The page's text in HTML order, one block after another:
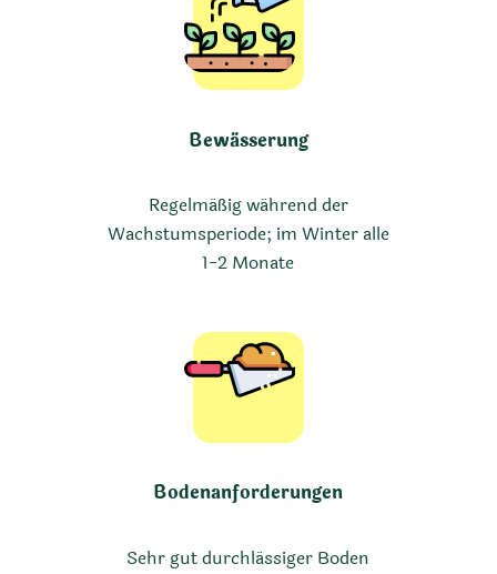
Bewässerung
Regelmäßig während der
Wachstumsperiode; im Winter alle
1-2 Monate
Bodenanforderungen
Sehr gut durchlässiger Boden